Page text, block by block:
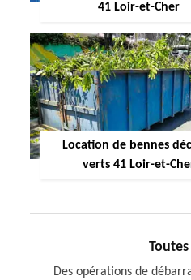
41 Loir-et-Cher
Location de bennes
verts 41 Loir-et-
Des opérations de